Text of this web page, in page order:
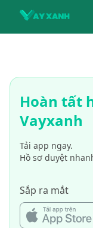
Skip to content
Hoàn tất
Vayxanh
Tải app ngay.
Hồ sơ duyệt
Sắp ra mắt